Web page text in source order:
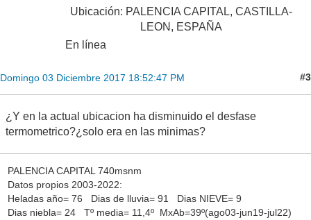
Ubicación: PALENCIA CAPITAL, CASTILLA-
LEON, ESPAÑA
En línea
Domingo 03 Diciembre 2017 18:52:47 PM #3
¿Y en la actual ubicacion ha disminuido el desfase
termometrico?¿solo era en las minimas?
PALENCIA CAPITAL 740msnm
Datos propios 2003-2022:
Heladas año= 76 Dias de lluvia= 91 Dias NIEVE= 9
Dias niebla= 24 Tº media= 11,4º MxAb=39º(ago03-jun19-jul22)